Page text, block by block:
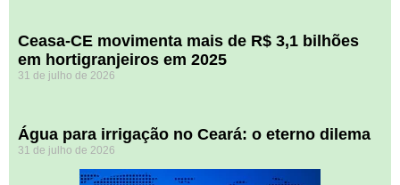
Ceasa-CE movimenta mais de R$ 3,1 bilhões
em hortigranjeiros em 2025
31 de julho de 2026
Água para irrigação no Ceará: o eterno dilema
31 de julho de 2026